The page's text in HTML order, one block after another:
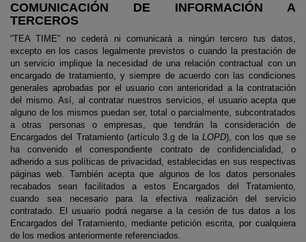
COMUNICACIÓN DE INFORMACIÓN A
TERCEROS
“TEA TIME” no cederá ni comunicará a ningún tercero tus datos,
excepto en los casos legalmente previstos o cuando la prestación de
un servicio implique la necesidad de una relación contractual con un
encargado de tratamiento, y siempre de acuerdo con las condiciones
generales aprobadas por el usuario con anterioridad a la contratación
del mismo. Así, al contratar nuestros servicios, el usuario acepta que
alguno de los mismos puedan ser, total o parcialmente, subcontratados
a otras personas o empresas, que tendrán la consideración de
Encargados del Tratamiento (artículo 3.g de la LOPD), con los que se
ha convenido el correspondiente contrato de confidencialidad, o
adherido a sus políticas de privacidad, establecidas en sus respectivas
páginas web. También acepta que algunos de los datos personales
recabados sean facilitados a estos Encargados del Tratamiento,
cuando sea necesario para la efectiva realización del servicio
contratado. El usuario podrá negarse a la cesión de tus datos a los
Encargados del Tratamiento, mediante petición escrita, por cualquiera
de los medios anteriormente referenciados.